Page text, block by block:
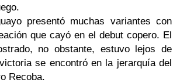
presentó muchas variantes con
que cayó en el debut copero. El
no obstante, estuvo lejos de
se encontró en la jerarquía del
Recoba.